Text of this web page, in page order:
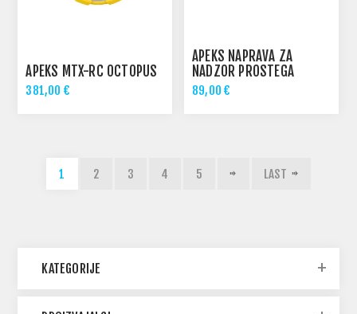
APEKS MTX-RC OCTOPUS
381,00 €
APEKS NAPRAVA ZA
NADZOR PROSTEGA
PRETOKA
89,00 €
1 2 3 4 5 LAST
KATEGORIJE